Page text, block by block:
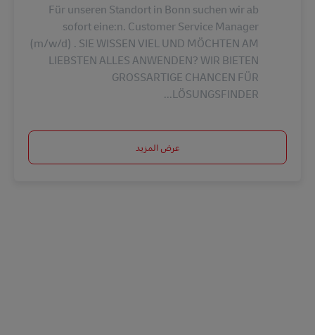
Für unseren Standort in Bonn suchen wir ab
sofort eine:n. Customer Service Manager
(m/w/d) . SIE WISSEN VIEL UND MÖCHTEN AM
LIEBSTEN ALLES ANWENDEN? WIR BIETEN
GROSSARTIGE CHANCEN FÜR
LÖSUNGSFINDER...
عرض المزيد